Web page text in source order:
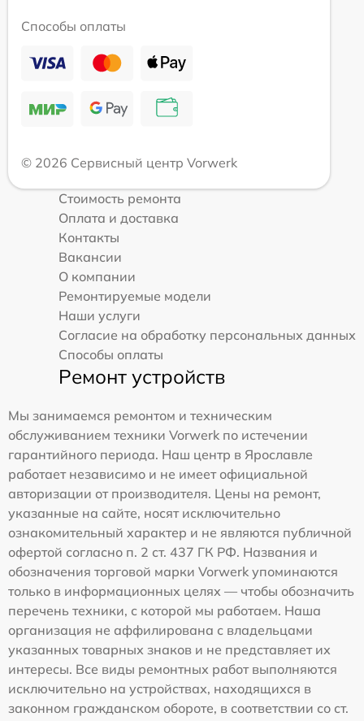
Способы оплаты
© 2026 Сервисный центр Vorwerk
Стоимость ремонта
Оплата и доставка
Контакты
Вакансии
О компании
Ремонтируемые модели
Наши услуги
Согласие на обработку персональных данных
Способы оплаты
Ремонт устройств
Мы занимаемся ремонтом и техническим
обслуживанием техники Vorwerk по истечении
гарантийного периода. Наш центр в Ярославле
работает независимо и не имеет официальной
авторизации от производителя. Цены на ремонт,
указанные на сайте, носят исключительно
ознакомительный характер и не являются публичной
офертой согласно п. 2 ст. 437 ГК РФ. Названия и
обозначения торговой марки Vorwerk упоминаются
только в информационных целях — чтобы обозначить
перечень техники, с которой мы работаем. Наша
организация не аффилирована с владельцами
указанных товарных знаков и не представляет их
интересы. Все виды ремонтных работ выполняются
исключительно на устройствах, находящихся в
законном гражданском обороте, в соответствии со ст.